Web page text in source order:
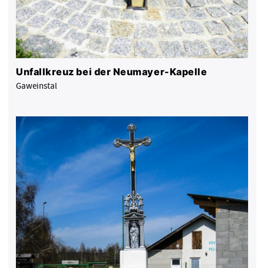
Unfallkreuz bei der Neumayer-Kapelle
Gaweinstal